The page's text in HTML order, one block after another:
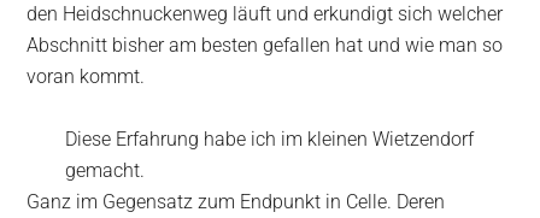
den Heidschnuckenweg läuft und erkundigt sich welcher
Abschnitt bisher am besten gefallen hat und wie man so
voran kommt.
Diese Erfahrung habe ich im kleinen Wietzendorf
gemacht.
Ganz im Gegensatz zum Endpunkt in Celle. Deren